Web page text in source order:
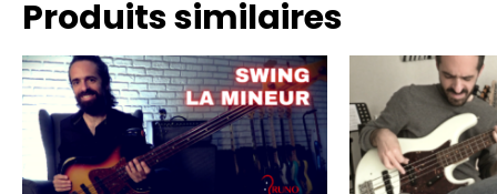
Produits similaires